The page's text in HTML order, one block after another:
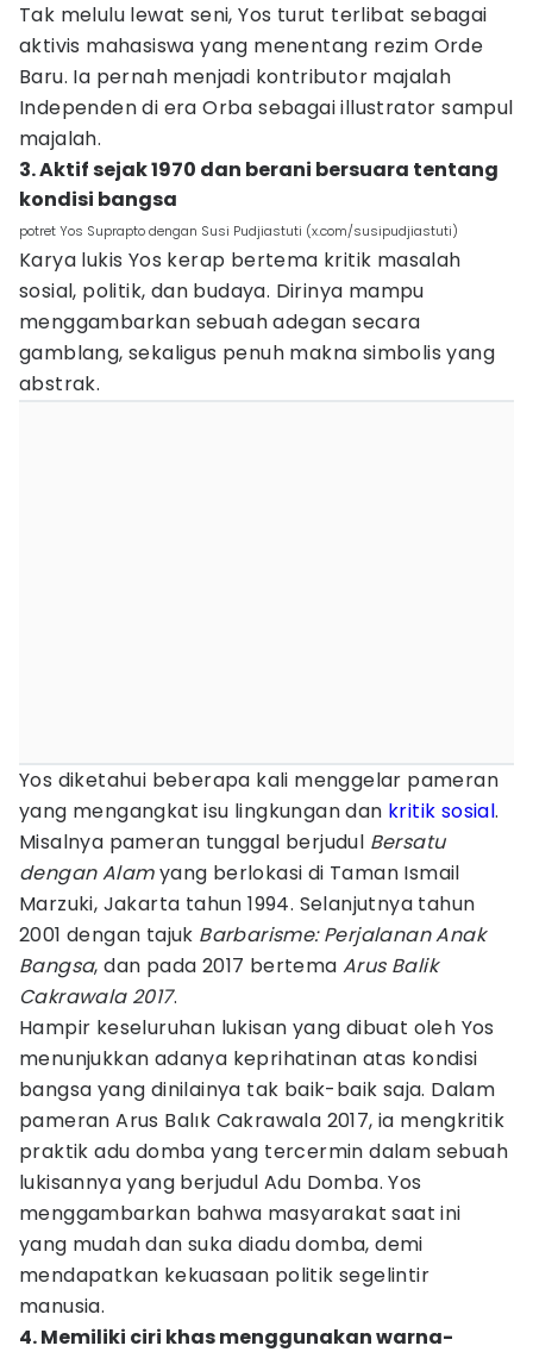
Tak melulu lewat seni, Yos turut terlibat sebagai
aktivis mahasiswa yang menentang rezim Orde
Baru. Ia pernah menjadi kontributor majalah
Independen di era Orba sebagai illustrator sampul
majalah.
3. Aktif sejak 1970 dan berani bersuara tentang
kondisi bangsa
potret Yos Suprapto dengan Susi Pudjiastuti (x.com/susipudjiastuti)
Karya lukis Yos kerap bertema kritik masalah
sosial, politik, dan budaya. Dirinya mampu
menggambarkan sebuah adegan secara
gamblang, sekaligus penuh makna simbolis yang
abstrak.
Yos diketahui beberapa kali menggelar pameran
yang mengangkat isu lingkungan dan kritik sosial.
Misalnya pameran tunggal berjudul Bersatu
dengan Alamyang berlokasi di Taman Ismail
Marzuki, Jakarta tahun 1994. Selanjutnya tahun
2001 dengan tajuk Barbarisme: Perjalanan Anak
Bangsa, dan pada 2017 bertemaArus Balik
Cakrawala 2017.
Hampir keseluruhan lukisan yang dibuat oleh Yos
menunjukkan adanya keprihatinan atas kondisi
bangsa yang dinilainya tak baik-baik saja. Dalam
pameran Arus Balık Cakrawala 2017, ia mengkritik
praktik adu domba yang tercermin dalam sebuah
lukisannya yang berjudul Adu Domba. Yos
menggambarkan bahwa masyarakat saat ini
yang mudah dan suka diadu domba, demi
mendapatkan kekuasaan politik segelintir
manusia.
4. Memiliki ciri khas menggunakan warna-